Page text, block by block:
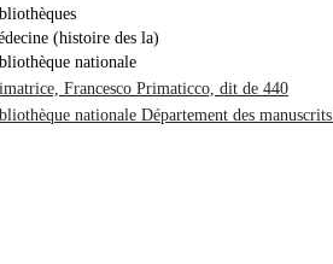
(histoire des la)
nationale
Francesco Primaticco, dit de 440
nationale Département des